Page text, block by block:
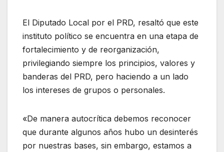
El Diputado Local por el PRD, resaltó que este
instituto político se encuentra en una etapa de
fortalecimiento y de reorganización,
privilegiando siempre los principios, valores y
banderas del PRD, pero haciendo a un lado
los intereses de grupos o personales.
«De manera autocrítica debemos reconocer
que durante algunos años hubo un desinterés
por nuestras bases, sin embargo, estamos a